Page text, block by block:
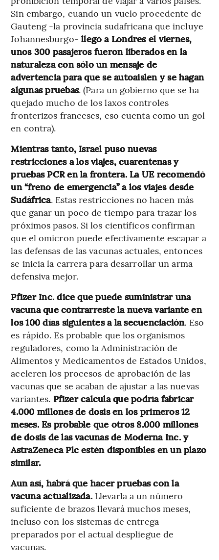
Sin embargo, cuando un vuelo procedente de
Gauteng -la provincia sudafricana que incluye
Johannesburgo- llegó a Londres el viernes,
unos 300 pasajeros fueron liberados en la
naturaleza con sólo un mensaje de
advertencia para que se autoaislen y se hagan
algunas pruebas. (Para un gobierno que se ha
quejado mucho de los laxos controles
fronterizos franceses, eso cuenta como un gol
en contra).
Mientras tanto, Israel puso nuevas
restricciones a los viajes, cuarentenas y
pruebas PCR en la frontera. La UE recomendó
un “freno de emergencia” a los viajes desde
Sudáfrica. Estas restricciones no hacen más
que ganar un poco de tiempo para trazar los
próximos pasos. Si los científicos confirman
que el omicron puede efectivamente escapar a
las defensas de las vacunas actuales, entonces
se inicia la carrera para desarrollar un arma
defensiva mejor.
Pfizer Inc. dice que puede suministrar una
vacuna que contrarreste la nueva variante en
los 100 días siguientes a la secuenciación. Eso
es rápido. Es probable que los organismos
reguladores, como la Administración de
Alimentos y Medicamentos de Estados Unidos,
aceleren los procesos de aprobación de las
vacunas que se acaban de ajustar a las nuevas
variantes. Pfizer calcula que podría fabricar
4.000 millones de dosis en los primeros 12
meses. Es probable que otros 8.000 millones
de dosis de las vacunas de Moderna Inc. y
AstraZeneca Plc estén disponibles en un plazo
similar.
Aun así, habrá que hacer pruebas con la
vacuna actualizada.Llevarla a un número
suficiente de brazos llevará muchos meses,
incluso con los sistemas de entrega
preparados por el actual despliegue de
vacunas.